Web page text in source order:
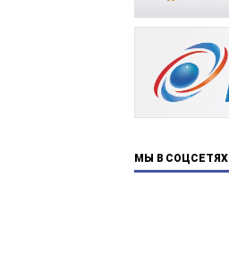
МЫ В СОЦСЕТЯХ